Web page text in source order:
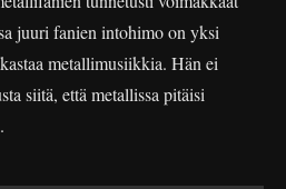
juuri fanien intohimo on yksi
metallimusiikkia. Hän ei
siitä, että metallissa pitäisi